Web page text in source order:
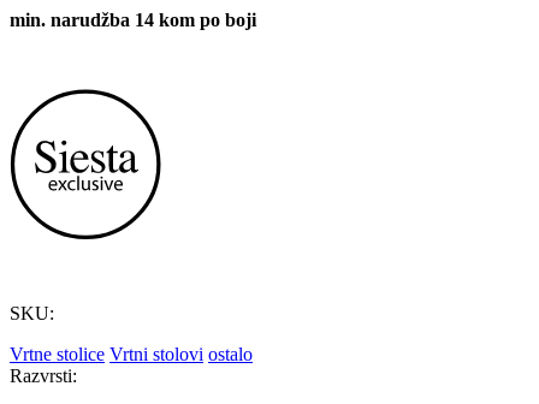
min. narudžba 14 kom po boji
SKU:
Vrtne stolice Vrtni stolovi ostalo
Razvrsti: